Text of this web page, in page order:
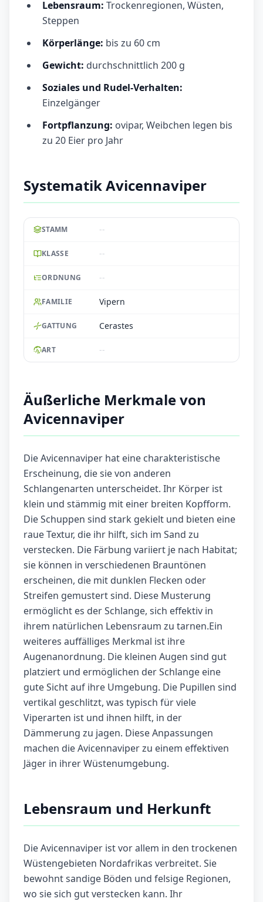
Lebensraum: Trockenregionen, Wüsten,
Steppen
Körperlänge: bis zu 60 cm
Gewicht: durchschnittlich 200 g
Soziales und Rudel-Verhalten:
Einzelgänger
Fortpflanzung: ovipar, Weibchen legen bis
zu 20 Eier pro Jahr
Systematik Avicennaviper
STAMM --
KLASSE --
ORDNUNG --
FAMILIE Vipern
GATTUNG Cerastes
ART --
Äußerliche Merkmale von
Avicennaviper
Die Avicennaviper hat eine charakteristische
Erscheinung, die sie von anderen
Schlangenarten unterscheidet. Ihr Körper ist
klein und stämmig mit einer breiten Kopfform.
Die Schuppen sind stark gekielt und bieten eine
raue Textur, die ihr hilft, sich im Sand zu
verstecken. Die Färbung variiert je nach Habitat;
sie können in verschiedenen Brauntönen
erscheinen, die mit dunklen Flecken oder
Streifen gemustert sind. Diese Musterung
ermöglicht es der Schlange, sich effektiv in
ihrem natürlichen Lebensraum zu tarnen.Ein
weiteres auffälliges Merkmal ist ihre
Augenanordnung. Die kleinen Augen sind gut
platziert und ermöglichen der Schlange eine
gute Sicht auf ihre Umgebung. Die Pupillen sind
vertikal geschlitzt, was typisch für viele
Viperarten ist und ihnen hilft, in der
Dämmerung zu jagen. Diese Anpassungen
machen die Avicennaviper zu einem effektiven
Jäger in ihrer Wüstenumgebung.
Lebensraum und Herkunft
Die Avicennaviper ist vor allem in den trockenen
Wüstengebieten Nordafrikas verbreitet. Sie
bewohnt sandige Böden und felsige Regionen,
wo sie sich gut verstecken kann. Ihr